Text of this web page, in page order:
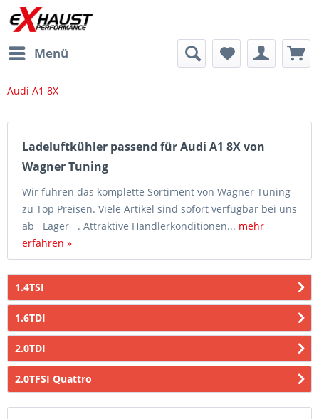
Menü
Audi A1 8X
Ladeluftkühler passend für Audi A1 8X von
Wagner Tuning
Wir führen das komplette Sortiment von Wagner Tuning
zu Top Preisen. Viele Artikel sind sofort verfügbar bei uns
ab Lager . Attraktive Händlerkonditionen... mehr
erfahren »
1.4TSI
1.6TDI
2.0TDI
2.0TFSI Quattro